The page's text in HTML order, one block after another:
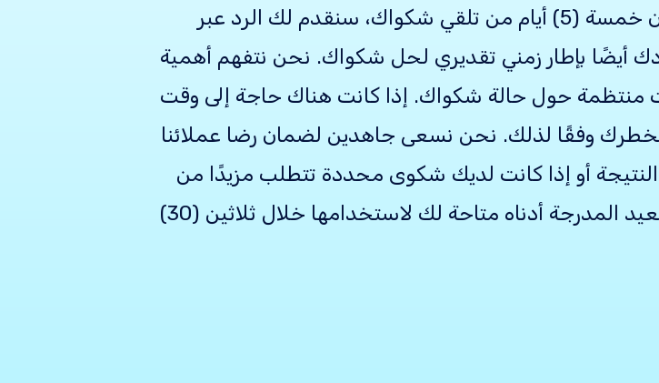
بمعالجة الشكاوي في الوقت المناسب. وفي غضون خمسة (5) أيام من تلقي شكواك، سنقدم لك الرد عبر
أيضًا بإطار زمني تقديري لحل شكواك. نحن نتفهم أهمية
منتظمة حول حالة شكواك. إذا كانت هناك حاجة إلى وقت
وفقًا لذلك. نحن نسعى جاهدين لضمان رضا عملائنا
أو إذا كانت لديك شكوى محددة تتطلب مزيدًا من
الاهتمام، فلديك خيار تصعيد شكواك. قنوات التصعيد المدرجة أدناه متاحة لك لاستخدامها خلال ثلاثين (30)